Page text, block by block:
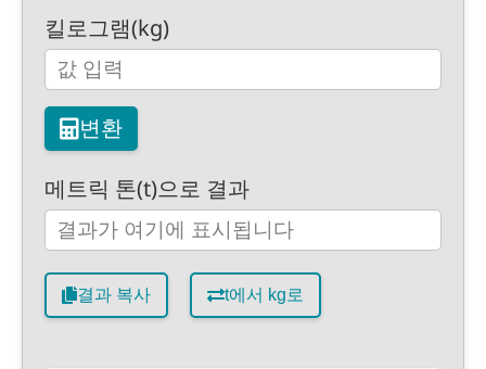
킬로그램(kg)
변환
메트릭 톤(t)으로 결과
결과 복사 t에서 kg로